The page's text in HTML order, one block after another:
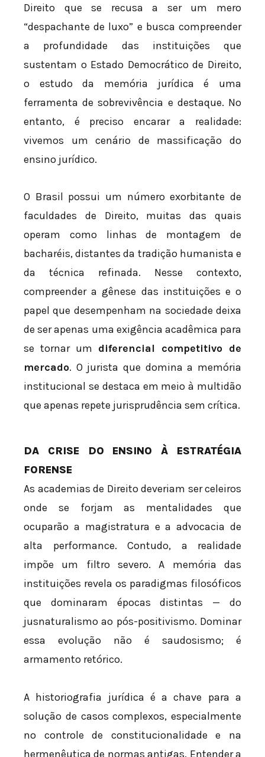
Direito que se recusa a ser um mero
“despachante de luxo” e busca compreender
a profundidade das instituições que
sustentam o Estado Democrático de Direito,
o estudo da memória jurídica é uma
ferramenta de sobrevivência e destaque. No
entanto, é preciso encarar a realidade:
vivemos um cenário de massificação do
ensino jurídico.
O Brasil possui um número exorbitante de
faculdades de Direito, muitas das quais
operam como linhas de montagem de
bacharéis, distantes da tradição humanista e
da técnica refinada. Nesse contexto,
compreender a gênese das instituições e o
papel que desempenham na sociedade deixa
de ser apenas uma exigência acadêmica para
se tornar um diferencial competitivo de
mercado. O jurista que domina a memória
institucional se destaca em meio à multidão
que apenas repete jurisprudência sem crítica.
DA CRISE DO ENSINO À ESTRATÉGIA
FORENSE
As academias de Direito deveriam ser celeiros
onde se forjam as mentalidades que
ocuparão a magistratura e a advocacia de
alta performance. Contudo, a realidade
impõe um filtro severo. A memória das
instituições revela os paradigmas filosóficos
que dominaram épocas distintas — do
jusnaturalismo ao pós-positivismo. Dominar
essa evolução não é saudosismo; é
armamento retórico.
A historiografia jurídica é a chave para a
solução de casos complexos, especialmente
no controle de constitucionalidade e na
hermenêutica de normas antigas. Entender a